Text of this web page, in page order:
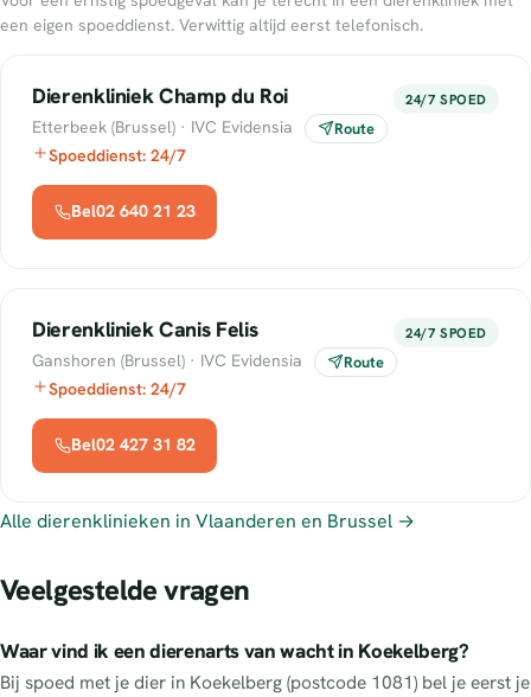
een eigen spoeddienst. Verwittig altijd eerst telefonisch.
Dierenkliniek Champ du Roi 24/7 SPOED
Etterbeek (Brussel) · IVC Evidensia Route
Spoeddienst: 24/7
Bel02 640 21 23
Dierenkliniek Canis Felis 24/7 SPOED
Ganshoren (Brussel) · IVC Evidensia Route
Spoeddienst: 24/7
Bel02 427 31 82
Alle dierenklinieken in Vlaanderen en Brussel →
Veelgestelde vragen
Waar vind ik een dierenarts van wacht in Koekelberg?
Bij spoed met je dier in Koekelberg (postcode 1081) bel je eerst je